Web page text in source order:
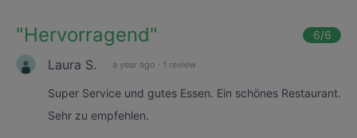
"Hervorragend" 6/6
Laura S. a year ago · 1 review
Super Service und gutes Essen. Ein schönes Restaurant.
Sehr zu empfehlen.